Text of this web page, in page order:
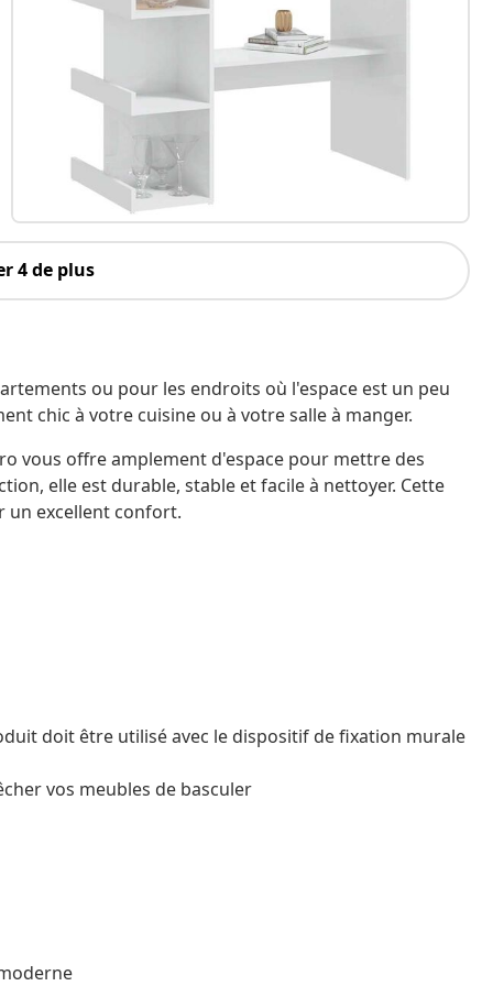
4 de plus
ou pour les endroits où l'espace est un peu
chic à votre cuisine ou à votre salle à manger.
vous offre amplement d'espace pour mettre des
elle est durable, stable et facile à nettoyer. Cette
un excellent confort.
doit être utilisé avec le dispositif de fixation murale
vos meubles de basculer